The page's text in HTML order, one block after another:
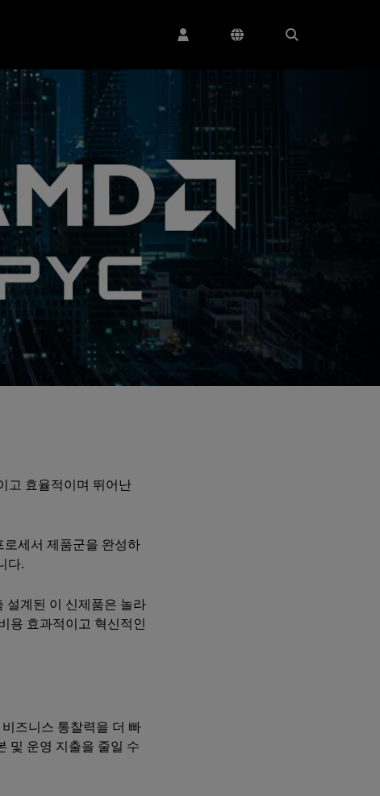
고 효율적이며 뛰어난
로세서 제품군을 완성하
다.
설계된 이 신제품은 놀라
용 효과적이고 혁신적인
즈니스 통찰력을 더 빠
및 운영 지출을 줄일 수